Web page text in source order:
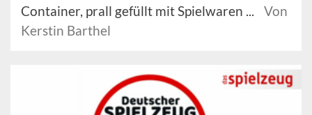
Container, prall gefüllt mit Spielwaren ...
Von
Kerstin Barthel